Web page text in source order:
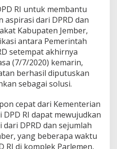
RI untuk membantu
dari DPRD dan
Kabupaten Jember,
antara Pemerintah
setempat akhirnya
(7/7/2020) kemarin,
berhasil diputuskan
sebagai solusi.
cepat dari Kementerian
RI dapat mewujudkan
DPRD dan sejumlah
yang beberapa waktu
RI di komplek Parlemen,